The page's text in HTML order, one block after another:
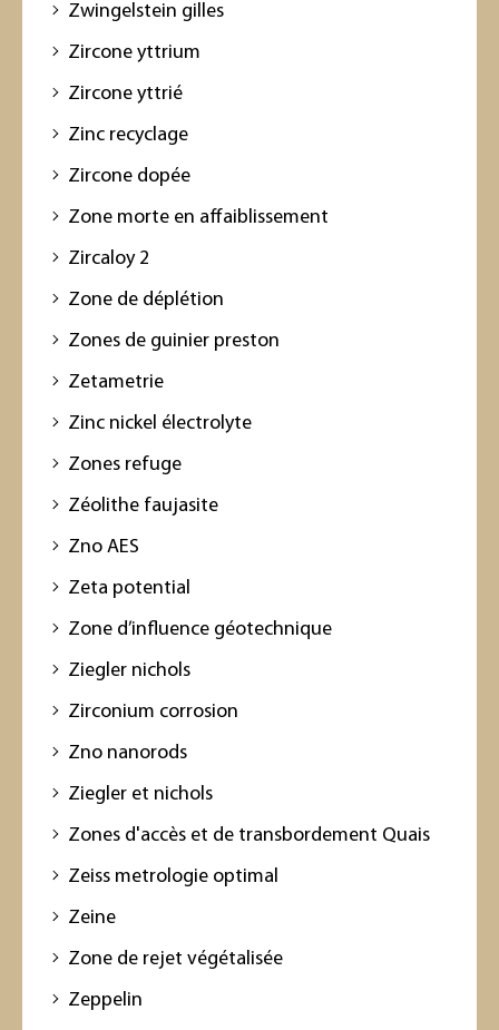
Zwingelstein gilles
Zircone yttrium
Zircone yttrié
Zinc recyclage
Zircone dopée
Zone morte en affaiblissement
Zircaloy 2
Zone de déplétion
Zones de guinier preston
Zetametrie
Zinc nickel électrolyte
Zones refuge
Zéolithe faujasite
Zno AES
Zeta potential
Zone d’influence géotechnique
Ziegler nichols
Zirconium corrosion
Zno nanorods
Ziegler et nichols
Zones d'accès et de transbordement Quais
Zeiss metrologie optimal
Zeine
Zone de rejet végétalisée
Zeppelin